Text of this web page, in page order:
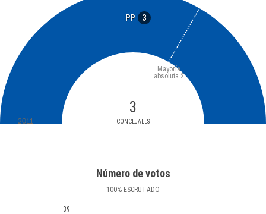
PP 3
3
CONCEJALES
Mayoría
absoluta 2
2011
Número de votos
100% ESCRUTADO
39